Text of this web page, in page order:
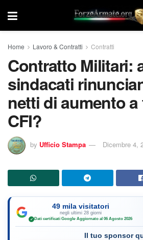
Home Lavoro & Contratti Contratti
Contratto Militari:
sindacati
netti di aumento a
CFI?
by Ufficio Stampa Dicembre 4,
49 mila visitatori
negli ultimi 28 giorni
✓ Dati certificati Google·Aggiornato al 06 Agosto 2026
Il tuo sponsor